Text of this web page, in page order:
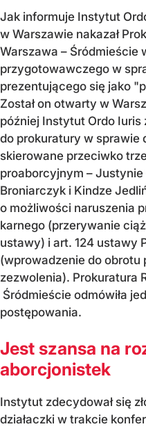
Jak informuje Instytut
w Warszawie nakazał
Warszawa – Śródmieście
przygotowawczego w
prezentującego się jako
Został on otwarty w
później Instytut Ordo Iuris
do prokuratury w sprawie
skierowane przeciwko
proaborcyjnym –
Broniarczyk i Kindze
o możliwości naruszenia
karnego (przerywanie
ustawy) i art. 124 ustawy
(wprowadzenie do
zezwolenia). Prokuratura
Śródmieście odmówiła
postępowania.
Jest szansa na
aborcjonistek
Instytut zdecydował się
działaczki w trakcie